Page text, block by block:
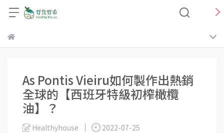
As Pontis Vieiru如何製作出熱銷
全球的【西班牙特級初榨橄欖
油】？
Healthyhouse 2022-07-25